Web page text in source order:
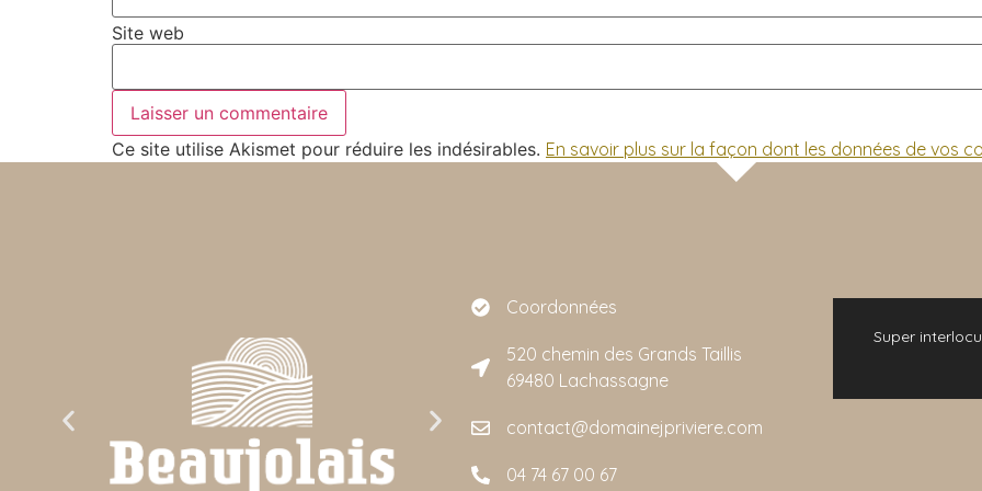
Site web
Ce site utilise Akismet pour réduire les indésirables. En savoir plus sur la façon dont les données de vos
Coordonnées
520 chemin des Grands Taillis
69480 Lachassagne
contact@domainejpriviere.com
04 74 67 00 67
est remarquable et son rapport qualité/prix est
imbattable.
Super